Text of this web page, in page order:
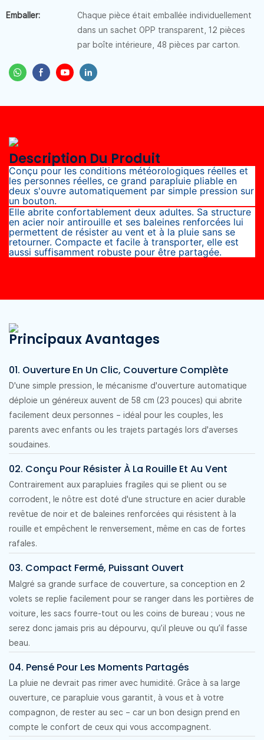
Emballer:
Chaque pièce était emballée individuellement
dans un sachet OPP transparent, 12 pièces
par boîte intérieure, 48 pièces par carton.
Description Du Produit
Conçu pour les conditions météorologiques réelles et
les personnes réelles, ce grand parapluie pliable en
deux s'ouvre automatiquement par simple pression sur
un bouton.
Elle abrite confortablement deux adultes. Sa structure
en acier noir antirouille et ses baleines renforcées lui
permettent de résister au vent et à la pluie sans se
retourner. Compacte et facile à transporter, elle est
aussi suffisamment robuste pour être partagée.
Principaux Avantages
01. Ouverture En Un Clic, Couverture Complète
D'une simple pression, le mécanisme d'ouverture automatique
déploie un généreux auvent de 58 cm (23 pouces) qui abrite
facilement deux personnes – idéal pour les couples, les
parents avec enfants ou les trajets partagés lors d'averses
soudaines.
02. Conçu Pour Résister À La Rouille Et Au Vent
Contrairement aux parapluies fragiles qui se plient ou se
corrodent, le nôtre est doté d'une structure en acier durable
revêtue de noir et de baleines renforcées qui résistent à la
rouille et empêchent le renversement, même en cas de fortes
rafales.
03. Compact Fermé, Puissant Ouvert
Malgré sa grande surface de couverture, sa conception en 2
volets se replie facilement pour se ranger dans les portières de
voiture, les sacs fourre-tout ou les coins de bureau ; vous ne
serez donc jamais pris au dépourvu, qu’il pleuve ou qu’il fasse
beau.
04. Pensé Pour Les Moments Partagés
La pluie ne devrait pas rimer avec humidité. Grâce à sa large
ouverture, ce parapluie vous garantit, à vous et à votre
compagnon, de rester au sec – car un bon design prend en
compte le confort de ceux qui vous accompagnent.